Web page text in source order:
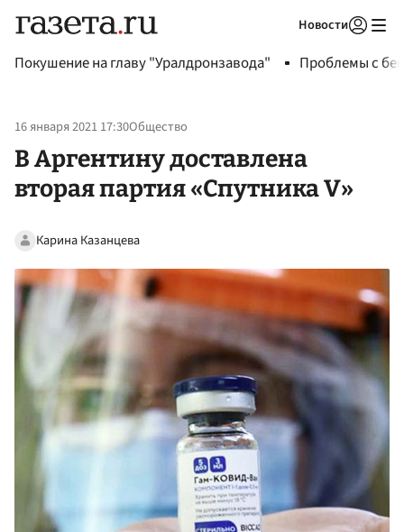
Новости
Покушение на главу "Уралдронзавода" Проблемы с
16 января 2021 17:30Общество
В Аргентину доставлена
вторая партия «Спутника V»
Карина Казанцева